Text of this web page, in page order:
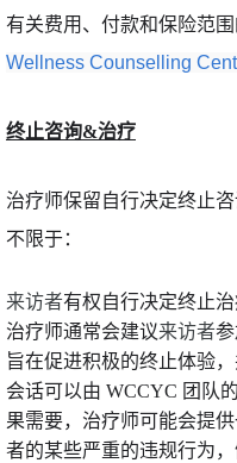
有关费用、付款和保险范围
Wellness Counselling
终止咨询&治疗
治疗师保留自行决定终止
不限于：
来访者有权自行决定终止
治疗师通常会建议来访者
旨在促进积极的终止体验
会话可以由 WCCYC 团队
果需要，治疗师可能会提
者的某些严重的违规行为